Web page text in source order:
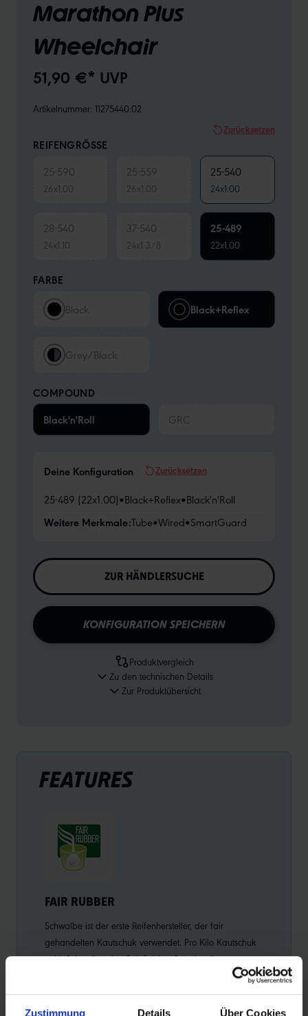
Zustimmung Details Über Cookies
Marathon Plus
Wheelchair
51,90 €* UVP
Artikelnummer: 11275440.02
Zurücksetzen
REIFENGRÖSSE
25-590
26x1.00
25-559
26x1.00
25-540
24x1.00
28-540
24x1.10
37-540
24x1 3/8
25-489
22x1.00
FARBE
Black Black+Reflex
Grey/Black
COMPOUND
Black'n'Roll
GRC
Deine Konfiguration Zurücksetzen
25-489 (22x1.00)•Black+Reflex•Black'n'Roll
Weitere Merkmale:Tube•Wired•SmartGuard
ZUR HÄNDLERSUCHE
KONFIGURATION SPEICHERN
Produktvergleich
Zu den technischen Details
Zur Produktübersicht
FEATURES
FAIR RUBBER
Schwalbe ist der erste Reifenhersteller, der fair
gehandelten Kautschuk verwendet. Pro Kilo Kautschuk
zahlt Schwalbe eine Fair Rubber Prämie, die
ausschließlich zur Verbesserung der Lebensbedingungen